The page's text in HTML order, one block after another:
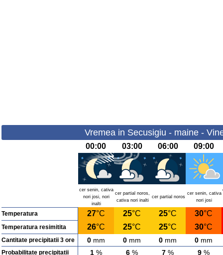
Vremea in Secusigiu - maine -
00:00 03:00 06:00 09:00
cer senin, cativa
nori josi, nori
inalti
cer partial noros,
cativa nori inalti
cer partial noros
cer senin, cativa
nori josi
Temperatura 27°C 25°C 25°C 30°C
Temperatura resimitita 26°C 25°C 25°C 30°C
Cantitate precipitatii 3 ore 0 mm 0 mm 0 mm 0 mm
Probabilitate precipitatii 1 % 6 % 7 % 9 %